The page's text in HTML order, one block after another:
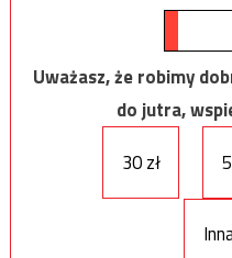
Uważasz, że robimy
do jutra,
30 zł